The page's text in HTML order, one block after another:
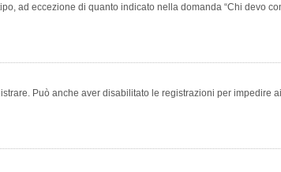
ad eccezione di quanto indicato nella domanda “Chi devo
Può anche aver disabilitato le registrazioni per impedire